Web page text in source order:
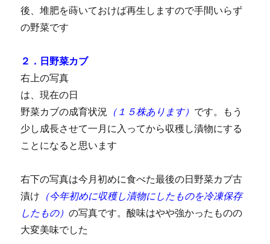
後、堆肥を蒔いておけば再生しますので手間いらず
の野菜です
２．日野菜カブ
右上の写真
は、現在の日
野菜カブの成育状況 （１５株あります） です。もう
少し成長させて一月に入ってから収穫し漬物にする
ことになると思います
右下の写真は今月初めに食べた最後の日野菜カブ古
漬け （今年初めに収穫し漬物にしたものを冷凍保存
したもの）の写真です。酸味はやや強かったものの
大変美味でした